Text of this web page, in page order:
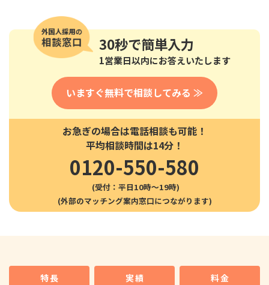
30秒で簡単入力
1営業日以内にお答えいたします
いますぐ無料で相談してみる ≫
お急ぎの場合は電話相談も可能！
平均相談時間は14分！
0120-550-580
(受付：平日10時〜19時)
特長 実績 料金